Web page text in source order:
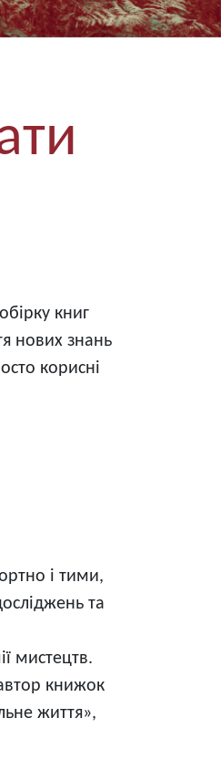
книг
нових знань
корисні
і тими,
та
мистецтв.
книжок
життя»,